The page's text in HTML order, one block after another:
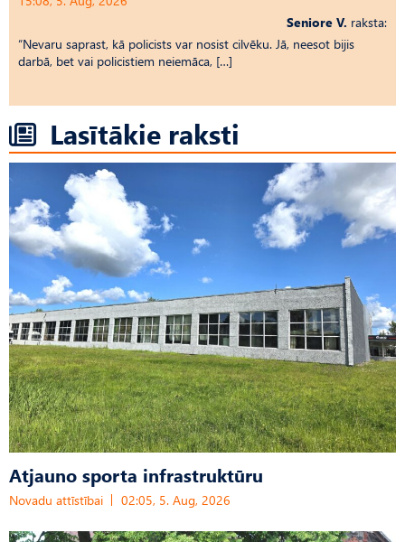
Seniore V. raksta:
“Nevaru saprast, kā policists var nosist cilvēku. Jā, neesot bijis
darbā, bet vai policistiem neiemāca, […]
Lasītākie raksti
Atjauno sporta infrastruktūru
Novadu attīstībai 02:05, 5. Aug, 2026